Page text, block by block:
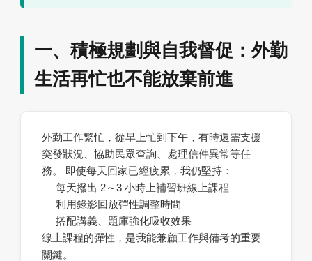
一、積極規劃與自我督促：外勤
生活再忙也不能放棄前進
外勤工作繁忙，從早上忙到下午，有時還需支援
突發狀況、協助民眾查詢、處理信件異常等任
務。 即使每天回家已經疲累，我仍堅持：
每天撥出 2～3 小時上補習班線上課程
利用錄影回放彈性調整時間
搭配講義、題庫強化吸收效果
線上課程的彈性，是我能兼顧工作與備考的重要
關鍵。